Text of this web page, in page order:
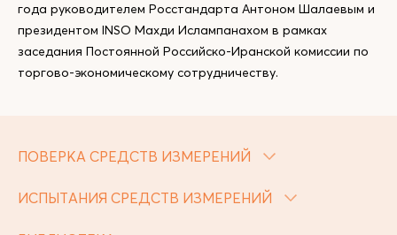
года руководителем Росстандарта Антоном Шалаевым и
президентом INSO Махди Ислампанахом в рамках
заседания Постоянной Российско-Иранской комиссии по
торгово-экономическому сотрудничеству.
ПОВЕРКА СРЕДСТВ ИЗМЕРЕНИЙ
ИСПЫТАНИЯ СРЕДСТВ ИЗМЕРЕНИЙ